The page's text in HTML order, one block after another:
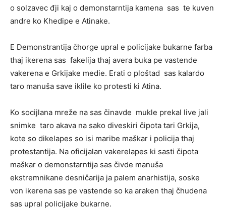
o solzavec đji kaj o demonstarntija kamena sas te kuven
andre ko Khedipe e Atinake.
E Demonstrantija čhorge upral e policijake bukarne farba
thaj ikerena sas fakelija thaj avera buka pe vastende
vakerena e Grkijake medie. Erati o ploštad sas kalardo
taro manuša save iklile ko protesti ki Atina.
Ko socijlana mreže na sas činavde mukle prekal live jali
snimke taro akava na sako diveskiri čipota tari Grkija,
kote so dikelapes so isi maribe maškar i policija thaj
protestantija. Na oficijalan vakerelapes ki sasti čipota
maškar o demonstarntija sas čivde manuša
ekstremnikane desničarija ja palem anarhistija, soske
von ikerena sas pe vastende so ka araken thaj čhudena
sas upral policijake bukarne.